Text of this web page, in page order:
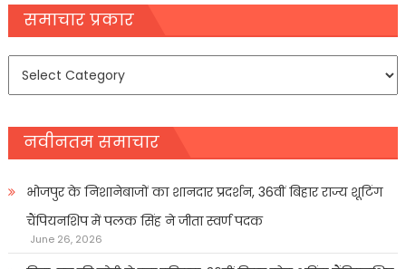
navigation
समाचार प्रकार
समाचार
नवीनतम समाचार
भोजपुर के निशानेबाजों का शानदार प्रदर्शन, 36वीं बिहार राज्य शूटिंग
चैंपियनशिप में पलक सिंह ने जीता स्वर्ण पदक
June 26, 2026